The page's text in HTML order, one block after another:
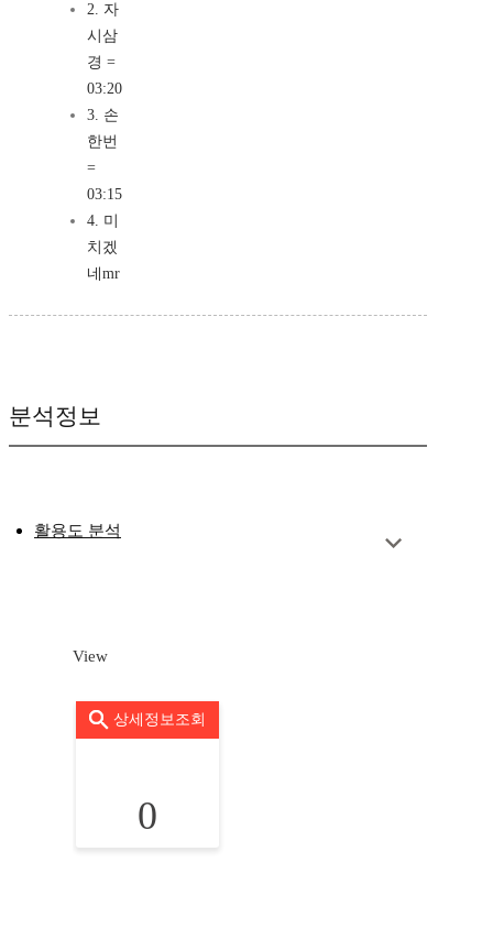
2. 자
시삼
경 =
03:20
3. 손
한번
=
03:15
4. 미
치겠
네mr
분석정보
활용도 분석
View
상세정보조회
0